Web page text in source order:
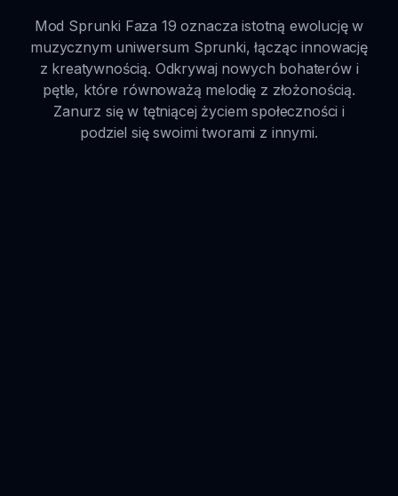
Mod Sprunki Faza 19 oznacza istotną ewolucję w
muzycznym uniwersum Sprunki, łącząc innowację
z kreatywnością. Odkrywaj nowych bohaterów i
pętle, które równoważą melodię z złożonością.
Zanurz się w tętniącej życiem społeczności i
podziel się swoimi tworami z innymi.